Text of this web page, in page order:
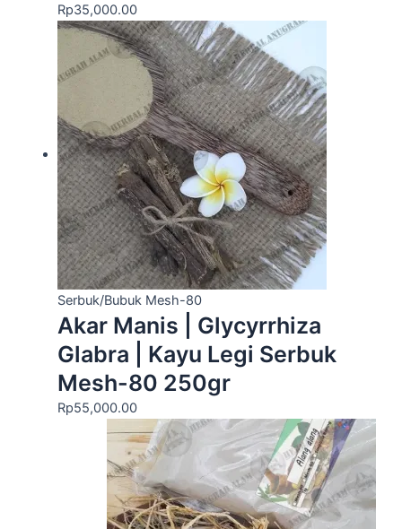
Rp35,000.00
Serbuk/Bubuk Mesh-80
Akar Manis | Glycyrrhiza
Glabra | Kayu Legi Serbuk
Mesh-80 250gr
Rp55,000.00